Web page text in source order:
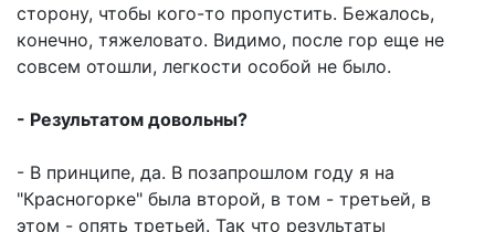
сторону, чтобы кого-то пропустить. Бежалось,
конечно, тяжеловато. Видимо, после гор еще не
совсем отошли, легкости особой не было.
- Результатом довольны?
- В принципе, да. В позапрошлом году я на
"Красногорке" была второй, в том - третьей, в
этом - опять третьей. Так что результаты